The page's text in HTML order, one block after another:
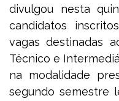
divulgou nesta
candidatos
vagas destinadas
Técnico e
na modalidade
segundo semestre